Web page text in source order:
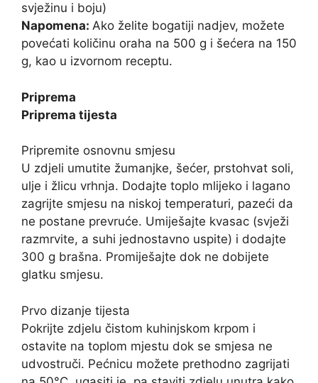
svježinu i boju)
Napomena: Ako želite bogatiji nadjev, možete
povećati količinu oraha na 500 g i šećera na 150
g, kao u izvornom receptu.
Priprema
Priprema tijesta
Pripremite osnovnu smjesu
U zdjeli umutite žumanjke, šećer, prstohvat soli,
ulje i žlicu vrhnja. Dodajte toplo mlijeko i lagano
zagrijte smjesu na niskoj temperaturi, pazeći da
ne postane prevruće. Umiješajte kvasac (svježi
razmrvite, a suhi jednostavno uspite) i dodajte
300 g brašna. Promiješajte dok ne dobijete
glatku smjesu.
Prvo dizanje tijesta
Pokrijte zdjelu čistom kuhinjskom krpom i
ostavite na toplom mjestu dok se smjesa ne
udvostruči. Pećnicu možete prethodno zagrijati